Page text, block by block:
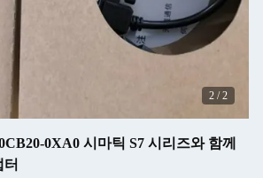
2 /2
0XA0 시마틱 S7 시리즈와 함께